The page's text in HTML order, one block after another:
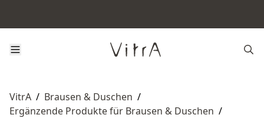
VitrA / Brausen & Duschen /
Ergänzende Produkte für Brausen & Duschen /